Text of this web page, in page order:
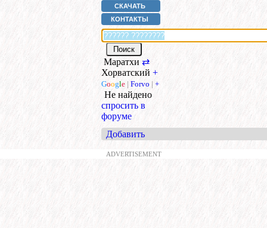
СКАЧАТЬ
КОНТАКТЫ
Маратхи ⇄
Хорватский +
Google | Forvo | +
Не найдено
спросить в
форуме
Добавить
ADVERTISEMENT